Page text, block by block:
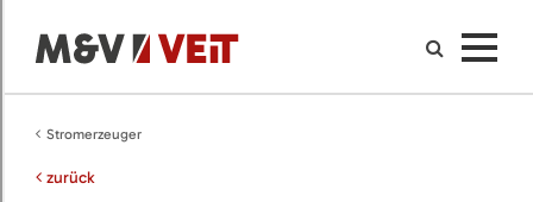
Stromerzeuger
zurück